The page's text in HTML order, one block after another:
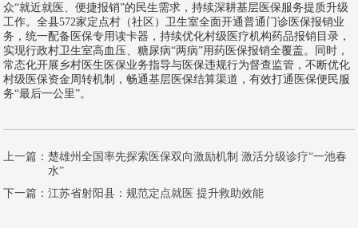
众“就近就医、便捷报销”的民生需求，持续深耕基层医保服务提质升级
工作。全县572家定点村（社区）卫生室全面开通普通门诊医保报销业
务，统一配备医保专用读卡器，持续优化村级医疗机构药品报销目录，
实现行政村卫生室高血压、糖尿病“两病”用药医保报销全覆盖。同时，
常态化开展乡村医生医保业务指导与医保违规行为督查监管，不断优化
村级医保资金周转机制，畅通基层医保结算渠道，有效打通医保便民服
务“最后一公里”。
上一篇：楚雄州全国率先探索医保双向激励机制 激活分级诊疗“一池春
水”
下一篇：江苏省射阳县：规范定点就医 提升救助效能